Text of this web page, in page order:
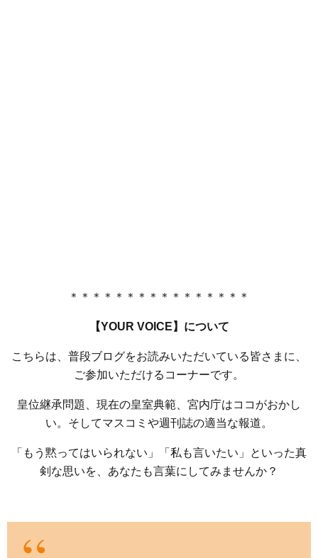
＊＊＊＊＊＊＊＊＊＊＊＊＊＊＊＊
【YOUR VOICE】について
こちらは、普段ブログをお読みいただいている皆さまに、
ご参加いただけるコーナーです。
皇位継承問題、現在の皇室典範、宮内庁はココがおかし
い。そしてマスコミや週刊誌の適当な報道。
「もう黙ってはいられない」「私も言いたい」といった真
剣な思いを、あなたも言葉にしてみませんか？